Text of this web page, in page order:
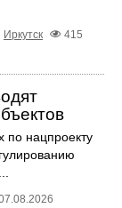
Иркутск
415
по нацпроекту